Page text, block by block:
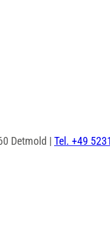
Detmold | Tel. +49